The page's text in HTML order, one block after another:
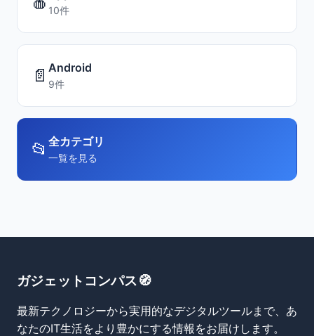
10件
📄 Android
9件
📂 全カテゴリ
一覧を見る
ガジェットコンパス🧭
最新テクノロジーから実用的なデジタルツールまで、あ
なたのIT生活をより豊かにする情報をお届けします。